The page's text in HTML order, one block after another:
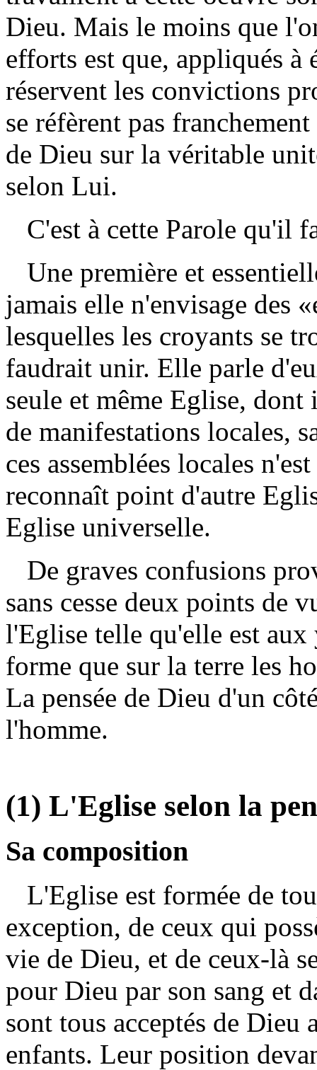
Dieu. Mais le moins que
efforts est que, appliqués
réservent les convictions
se réfèrent pas
de Dieu sur la véritable
selon Lui.
C'est à cette Parole qu'il
Une première et
jamais elle n'envisage des
lesquelles les croyants se
faudrait unir. Elle parle
seule et même Eglise,
de manifestations locales,
ces assemblées locales
reconnaît point d'autre
Eglise universelle.
De graves confusions
sans cesse deux points de
l'Eglise telle qu'elle est
forme que sur la terre les
La pensée de Dieu d'un
l'homme.
(1) L'Eglise selon la
Sa composition
L'Eglise est formée de
exception, de ceux qui
vie de Dieu, et de ceux-là
pour Dieu par son sang et
sont tous acceptés de Dieu
enfants. Leur position